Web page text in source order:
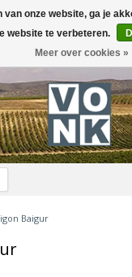
Baigur
van onze website, ga je
website te verbeteren.
Meer over cookies »